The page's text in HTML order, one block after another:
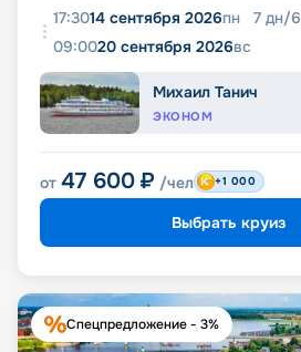
17:3014 сентября 2026пн 7 дн/6
09:0020 сентября 2026вс
Михаил Танич
ЭКОНОМ
от 47 600 ₽ /чел +1 000
Выбрать круиз
Спецпредложение - 3%